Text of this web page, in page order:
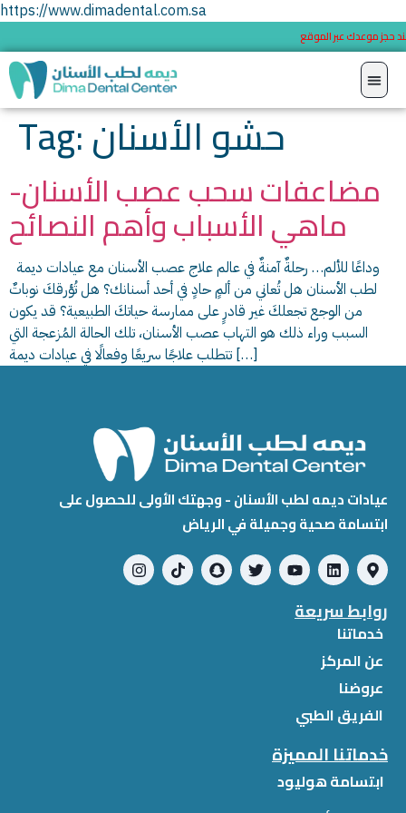
https://www.dimadental.com.sa
حجز موعدك عبر الموقع
Tag:حشو الأسنان
مضاعفات سحب عصب الأسنان-
ماهي الأسباب وأهم النصائح
لطب الأسنان هل تُعاني من ألمٍ حادٍ في أحد أسنانك؟ هل تُؤرقكَ نوباتٌ
من الوجع تجعلكَ غير قادرٍ على ممارسة حياتكَ الطبيعية؟ قد يكون
السبب وراء ذلك هو التهاب عصب الأسنان، تلك الحالة المُزعجة التي
تتطلب علاجًا سريعًا وفعالًا في عيادات ديمة […]
خدماتنا المميزة
ابتسامة هوليود
روابط سريعة
خدماتنا
عن المركز
عروضنا
الفريق الطبي
عيادات ديمه لطب الأسنان - وجهتك الأولى للحصول على
ابتسامة صحية وجميلة في الرياض